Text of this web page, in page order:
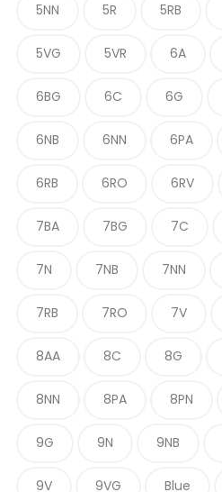
5NN 5R 5RB
5VG 5VR 6A
6BG 6C 6G
6NB 6NN 6PA
6RB 6RO 6RV
7BA 7BG 7C
7N 7NB 7NN
7RB 7RO 7V
8AA 8C 8G
8NN 8PA 8PN
9G 9N 9NB
9V 9VG Blue